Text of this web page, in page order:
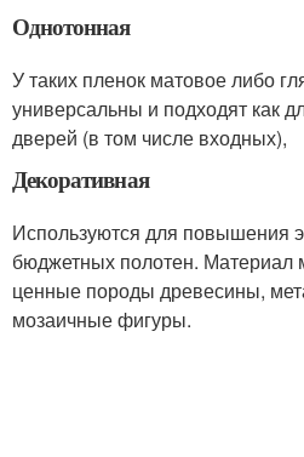
Однотонная
У таких пленок матовое либо
универсальны и подходят как
дверей (в том числе входных),
Декоративная
Используются для повышения
бюджетных полотен. Материал
ценные породы древесины,
мозаичные фигуры.